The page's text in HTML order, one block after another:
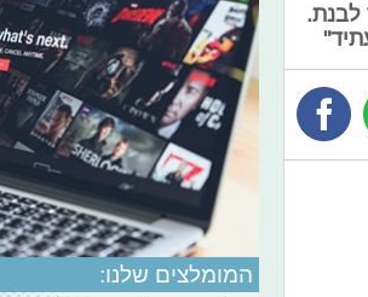
לבנת.
המומלצים שלנו: